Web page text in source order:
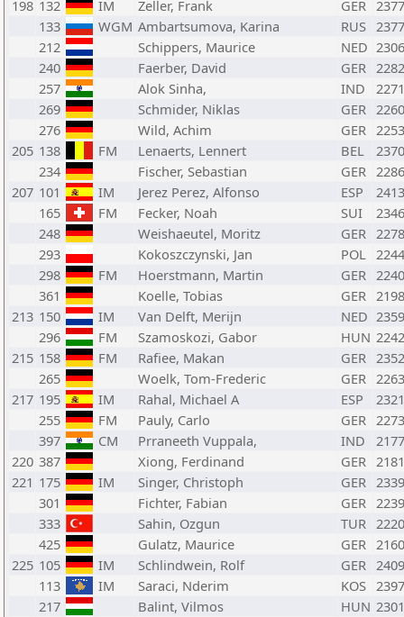
198 132 IM Zeller, Frank GER 2377
133
WGM Ambartsumova, Karina RUS 2377
212
Schippers, Maurice NED 2306
240
Faerber, David GER 2282
257
Alok Sinha, IND
2271
269
Schmider, Niklas GER 2260
276
Wild, Achim GER 2253
205 138 FM Lenaerts, Lennert BEL
2370
234
Fischer, Sebastian GER 2286
207 101 IM Jerez Perez, Alfonso ESP
2413
165
FM Fecker, Noah SUI
2346
248
Weishaeutel, Moritz GER 2278
293
Kokoszczynski, Jan POL 2244
298
FM Hoerstmann, Martin GER 2240
361
Koelle, Tobias GER 2198
213 150 IM Van Delft, Merijn NED 2359
296
FM Szamoskozi, Gabor HUN 2242
215 158 FM Rafiee, Makan GER 2352
265
Woelk, Tom-Frederic GER 2263
217 195 IM Rahal, Michael A ESP
2321
255
FM Pauly, Carlo GER 2273
397
CM Prraneeth Vuppala, IND
2177
220 387 Xiong, Ferdinand GER 2181
221 175 IM Singer, Christoph GER 2339
301
Fichter, Fabian GER 2239
333
Sahin, Ozgun TUR 2220
425
Gulatz, Maurice GER 2160
225 105 IM Schlindwein, Rolf GER 2409
113
IM Saraci, Nderim KOS 2397
217
Balint, Vilmos HUN 2301